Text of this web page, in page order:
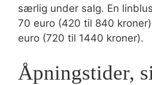
særlig under salg. En
70 euro (420 til 840
euro (720 til 1440 kroner).
Åpningstider,